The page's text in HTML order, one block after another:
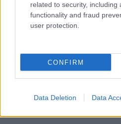
related to security, including
functionality and fraud
user protection.
CONFIRM
Data Deletion Data
Ethan Hunt (Tom Cruise) és
legveszélyesebb